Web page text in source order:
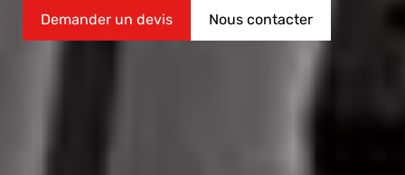
Demander un devis Nous contacter